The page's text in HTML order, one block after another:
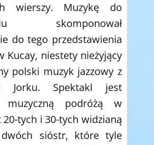
wierszy. Muzykę do
skomponował
do tego przedstawienia
Kucay, niestety nieżyjący
polski muzyk jazzowy z
Jorku. Spektakl jest
muzyczną podróżą w
tych i 30-tych widzianą
sióstr, które tyle